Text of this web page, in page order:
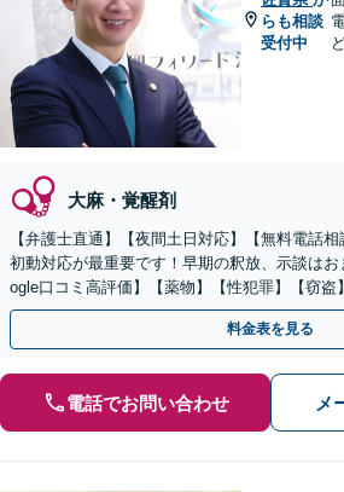
らも相談
受付中
大麻・覚醒剤
【弁護士直通】【夜間土日対応】【無料電話
初動対応が最重要です！早期の釈放、示談は
ogle口コミ高評価】【薬物】【性犯罪】【窃盗
示談、釈放、不起訴、全力で弁護します！！
料金表を見る
電話でお問い合わせ メ